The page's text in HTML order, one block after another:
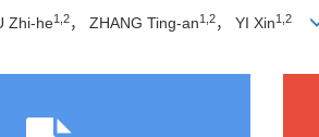
Zhi-he1,2， ZHANG Ting-an1,2， YI Xin1,2